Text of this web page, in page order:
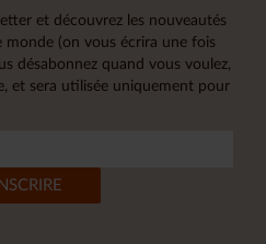
et découvrez les nouveautés
(on vous écrira une fois
désabonnez quand vous voulez,
et sera utilisée uniquement pour